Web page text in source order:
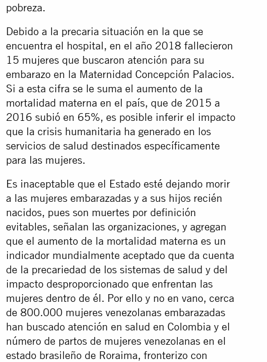
pobreza.
Debido a la precaria situación en la que se
encuentra el hospital, en el año 2018 fallecieron
15 mujeres que buscaron atención para su
embarazo en la Maternidad Concepción Palacios.
Si a esta cifra se le suma el aumento de la
mortalidad materna en el país, que de 2015 a
2016 subió en 65%, es posible inferir el impacto
que la crisis humanitaria ha generado en los
servicios de salud destinados específicamente
para las mujeres.
Es inaceptable que el Estado esté dejando morir
a las mujeres embarazadas y a sus hijos recién
nacidos, pues son muertes por definición
evitables, señalan las organizaciones, y agregan
que el aumento de la mortalidad materna es un
indicador mundialmente aceptado que da cuenta
de la precariedad de los sistemas de salud y del
impacto desproporcionado que enfrentan las
mujeres dentro de él. Por ello y no en vano, cerca
de 800.000 mujeres venezolanas embarazadas
han buscado atención en salud en Colombia y el
número de partos de mujeres venezolanas en el
estado brasileño de Roraima, fronterizo con